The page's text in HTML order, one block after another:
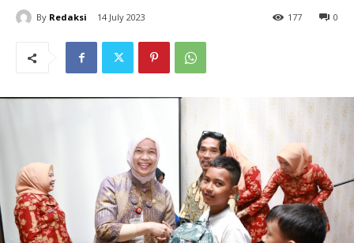
By Redaksi 14 July 2023 0
177